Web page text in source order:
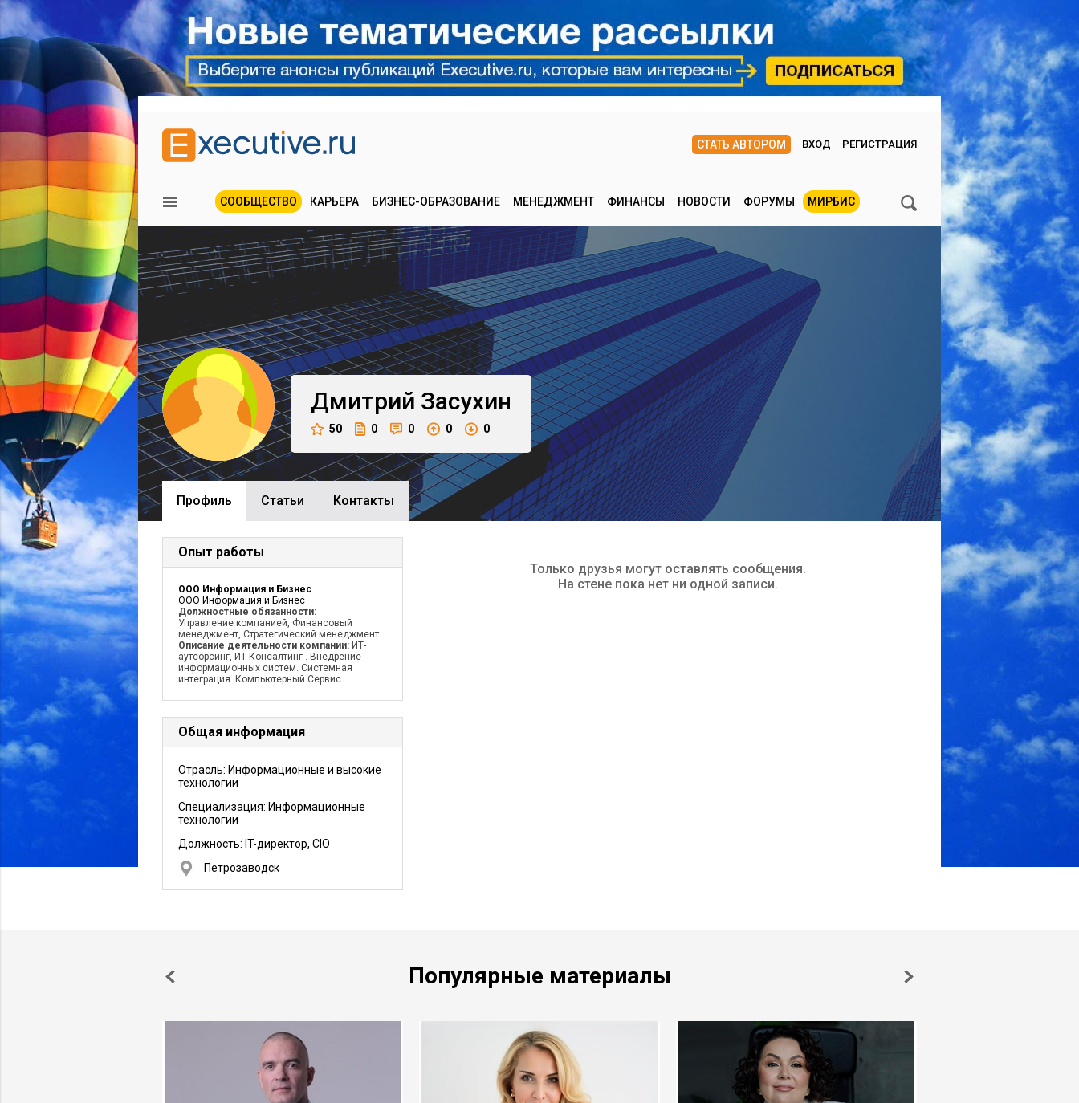
СТАТЬ АВТОРОМ ВХОД РЕГИСТРАЦИЯ
СООБЩЕСТВО КАРЬЕРА БИЗНЕС-ОБРАЗОВАНИЕ МЕНЕДЖМЕНТ ФИНАНСЫ НОВОСТИ ФОРУМЫ МИРБИС
Дмитрий Засухин
50 0 0 0 0
Профиль Cтатьи Контакты
Опыт работы
ООО Информация и Бизнес
ООО Информация и Бизнес
Должностные обязанности:
Управление компанией, Финансовый
менеджмент, Стратегический менеджмент
Описание деятельности компании: ИТ-
аутсорсинг, ИТ-Консалтинг . Внедрение
информационных систем. Системная
интеграция. Компьютерный Сервис.
Общая информация
Отрасль: Информационные и высокие
технологии
Специализация: Информационные
технологии
Должность: IT-директор, CIO
Петрозаводск
Только друзья могут оставлять сообщения.
На стене пока нет ни одной записи.
Популярные материалы